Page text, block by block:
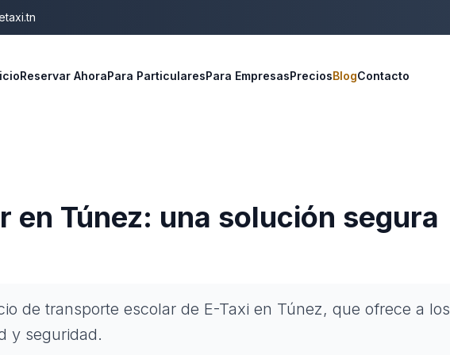
Reservar AhoraPara ParticularesPara EmpresasPreciosBlogContacto
en Túnez: una solución segura
de transporte escolar de E-Taxi en Túnez, que ofrece a los
y seguridad.